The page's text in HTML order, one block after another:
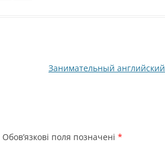
Занимательный английский
Обов’язкові поля позначені *